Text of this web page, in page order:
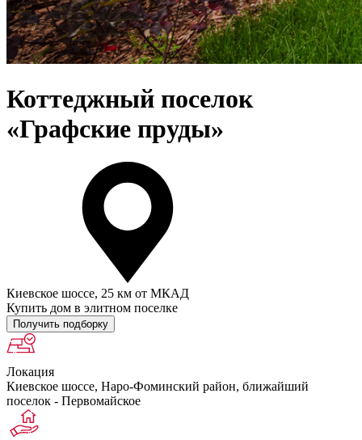
Коттеджный поселок
«Графские пруды»
Киевское шоссе, 25 км от МКАД
Купить дом в элитном поселке
Получить подборку
Локация
Киевское шоссе, Наро-Фоминский район, ближайший
поселок - Первомайское